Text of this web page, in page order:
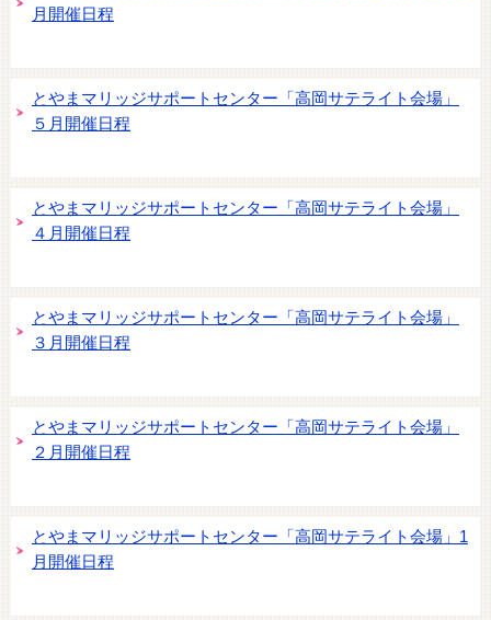
月開催日程
とやまマリッジサポートセンター「高岡サテライト会場」
５月開催日程
とやまマリッジサポートセンター「高岡サテライト会場」
４月開催日程
とやまマリッジサポートセンター「高岡サテライト会場」
３月開催日程
とやまマリッジサポートセンター「高岡サテライト会場」
２月開催日程
とやまマリッジサポートセンター「高岡サテライト会場」1
月開催日程